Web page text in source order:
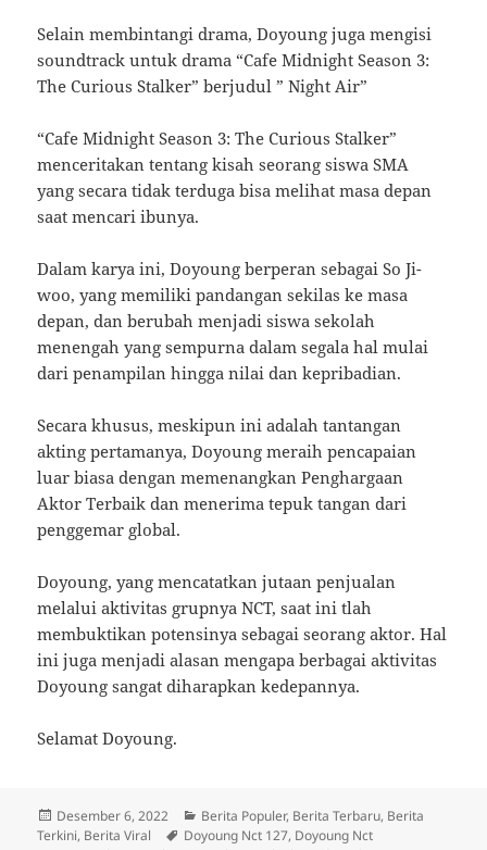
Selain membintangi drama, Doyoung juga mengisi
soundtrack untuk drama “Cafe Midnight Season 3:
The Curious Stalker” berjudul ” Night Air”
“Cafe Midnight Season 3: The Curious Stalker”
menceritakan tentang kisah seorang siswa SMA
yang secara tidak terduga bisa melihat masa depan
saat mencari ibunya.
Dalam karya ini, Doyoung berperan sebagai So Ji-
woo, yang memiliki pandangan sekilas ke masa
depan, dan berubah menjadi siswa sekolah
menengah yang sempurna dalam segala hal mulai
dari penampilan hingga nilai dan kepribadian.
Secara khusus, meskipun ini adalah tantangan
akting pertamanya, Doyoung meraih pencapaian
luar biasa dengan memenangkan Penghargaan
Aktor Terbaik dan menerima tepuk tangan dari
penggemar global.
Doyoung, yang mencatatkan jutaan penjualan
melalui aktivitas grupnya NCT, saat ini tlah
membuktikan potensinya sebagai seorang aktor. Hal
ini juga menjadi alasan mengapa berbagai aktivitas
Doyoung sangat diharapkan kedepannya.
Selamat Doyoung.
Diposkan
pada
Desember 6, 2022 Kategori
Berita Populer, Berita Terbaru, Berita
Terkini, Berita Viral Tag
Doyoung Nct 127, Doyoung Nct